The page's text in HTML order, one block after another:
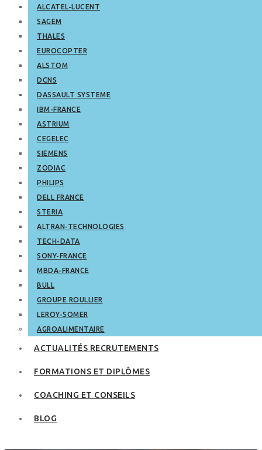
ALCATEL-LUCENT
SAGEM
THALES
EUROCOPTER
ALSTOM
DCNS
DASSAULT SYSTEME
IBM-FRANCE
ASTRIUM
CEGELEC
SIEMENS
ZODIAC
PHILIPS
DELL FRANCE
STERIA
ALTRAN-TECHNOLOGIES
TECH-DATA
SONY-FRANCE
MBDA-FRANCE
BULL
GROUPE ROULLIER
LEROY-SOMER
AGROALIMENTAIRE
ACTUALITÉS RECRUTEMENTS
FORMATIONS ET DIPLÔMES
COACHING ET CONSEILS
BLOG